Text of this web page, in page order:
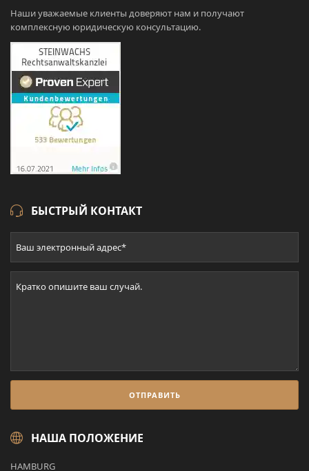
Наши уважаемые клиенты доверяют нам и получают
комплексную юридическую консультацию.
БЫСТРЫЙ КОНТАКТ
НАША ПОЛОЖЕНИЕ
HAMBURG